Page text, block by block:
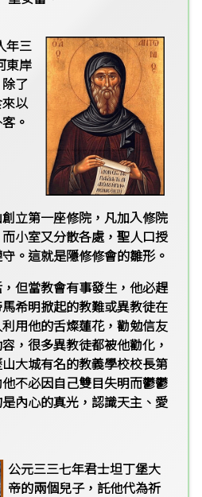
年三
東岸
了
以
。
立第一座修院，凡加入修院
小室又分散各處，聖人口授
。這就是隱修修會的雛形。
但當教會有事發生，他必趕
希明掀起的教難或異教徒在
用他的舌燦蓮花，勸勉信友
，很多異教徒都被他勸化，
大城有名的教義學校校長第
不必因自己雙目失明而鬱鬱
內心的真光，認識天主、愛
公元三三七年君士坦丁堡大
帝的兩個兒子，託他代為祈